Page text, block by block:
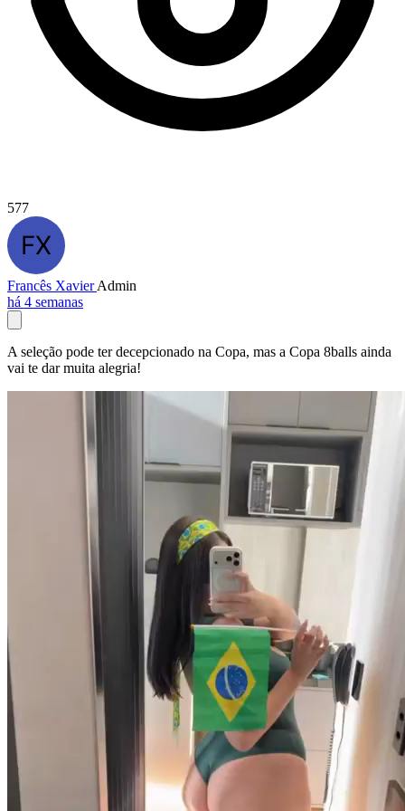
577
Francês XavierAdmin
há 4 semanas
A seleção pode ter decepcionado na Copa, mas a Copa 8balls ainda
vai te dar muita alegria!